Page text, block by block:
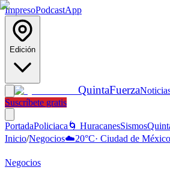
ImpresoPodcastApp
Edición
QuintaFuerza
Suscríbete gratis
PortadaPoliciaca 🌀 HuracanesSismos
Inicio/Negocios☁️20°C· Ciudad de México
Negocios